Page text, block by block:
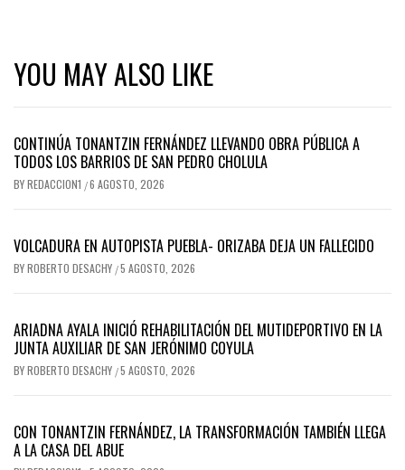
YOU MAY ALSO LIKE
CONTINÚA TONANTZIN FERNÁNDEZ LLEVANDO OBRA PÚBLICA A
TODOS LOS BARRIOS DE SAN PEDRO CHOLULA
BYREDACCION1 /6 AGOSTO, 2026
VOLCADURA EN AUTOPISTA PUEBLA- ORIZABA DEJA UN FALLECIDO
BYROBERTO DESACHY /5 AGOSTO, 2026
ARIADNA AYALA INICIÓ REHABILITACIÓN DEL MUTIDEPORTIVO EN LA
JUNTA AUXILIAR DE SAN JERÓNIMO COYULA
BYROBERTO DESACHY /5 AGOSTO, 2026
CON TONANTZIN FERNÁNDEZ, LA TRANSFORMACIÓN TAMBIÉN LLEGA
A LA CASA DEL ABUE